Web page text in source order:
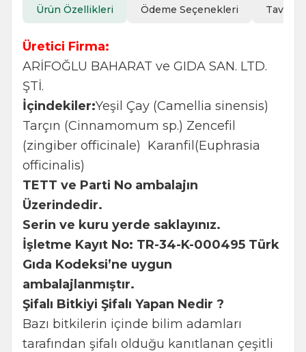
Ürün Özellikleri Ödeme Seçenekleri Tavsiye
Üretici Firma:
ARİFOĞLU BAHARAT ve GIDA SAN. LTD.
ŞTİ.
İçindekiler:Yeşil Çay (Camellia sinensis)
Tarçın (Cinnamomum sp.) Zencefil
(zingiber officinale) Karanfil(Euphrasia
officinalis)
TETT ve Parti No ambalajın
Üzerindedir.
Serin ve kuru yerde saklayınız.
İşletme Kayıt No: TR-34-K-000495 Türk
Gıda Kodeksi’ne uygun
ambalajlanmıştır.
Şifalı Bitkiyi Şifalı Yapan Nedir ?
Bazı bitkilerin içinde bilim adamları
tarafından şifalı olduğu kanıtlanan çeşitli